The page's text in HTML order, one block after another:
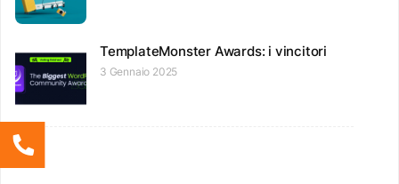
TemplateMonster Awards: i vincitori
3 Gennaio 2025